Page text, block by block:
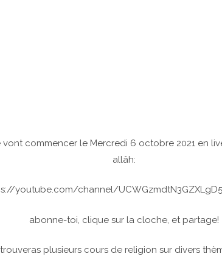
vont commencer le Mercredi 6 octobre 2021 en
allâh:
youtube.com/channel/
abonne-toi, clique sur la cloche, et partage!
plusieurs cours de religion sur divers